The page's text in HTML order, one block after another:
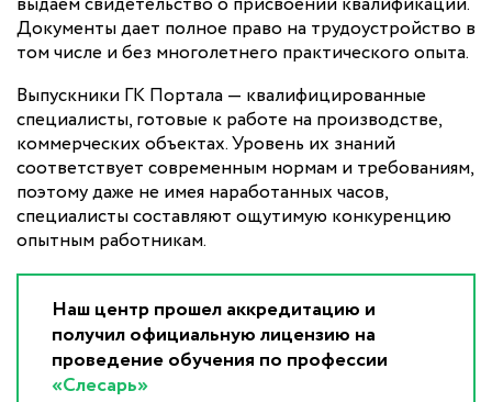
Документы дает полное право на трудоустройство в
том числе и без многолетнего практического опыта.
Выпускники ГК Портала — квалифицированные
специалисты, готовые к работе на производстве,
коммерческих объектах. Уровень их знаний
соответствует современным нормам и требованиям,
поэтому даже не имея наработанных часов,
специалисты составляют ощутимую конкуренцию
опытным работникам.
Наш центр прошел аккредитацию и
получил официальную лицензию на
проведение обучения по профессии
«Слесарь»